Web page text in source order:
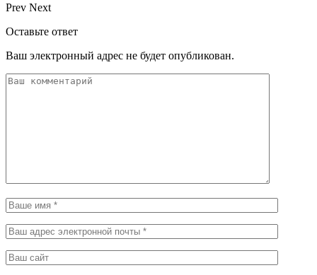
Prev Next
Оставьте ответ
Ваш электронный адрес не будет опубликован.